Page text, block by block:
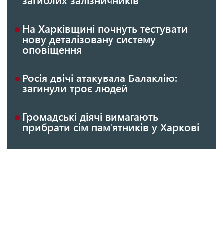
На Харківщині почнуть тестувати
нову деталізовану систему
оповіщення
Росія двічі атакувала Балаклію:
загинули троє людей
Громадські діячі вимагають
прибрати сім пам'ятників у Харкові